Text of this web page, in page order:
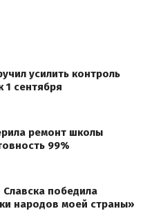
усилить контроль
1 сентября
ремонт школы
99%
победила
народов моей страны»